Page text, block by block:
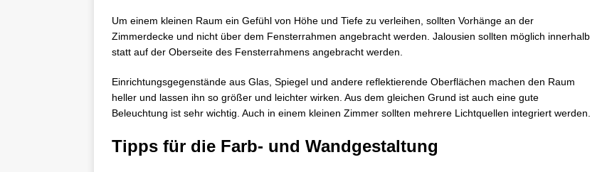
Um einem kleinen Raum ein Gefühl von Höhe und Tiefe zu verleihen, sollten Vorhänge an der
Zimmerdecke und nicht über dem Fensterrahmen angebracht werden. Jalousien sollten möglich innerhalb
statt auf der Oberseite des Fensterrahmens angebracht werden.
Einrichtungsgegenstände aus Glas, Spiegel und andere reflektierende Oberflächen machen den Raum
heller und lassen ihn so größer und leichter wirken. Aus dem gleichen Grund ist auch eine gute
Beleuchtung ist sehr wichtig. Auch in einem kleinen Zimmer sollten mehrere Lichtquellen integriert werden.
Tipps für die Farb- und Wandgestaltung